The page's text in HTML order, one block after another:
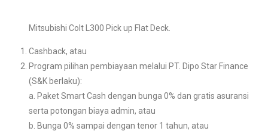
Mitsubishi Colt L300 Pick up Flat Deck.
Cashback, atau
Program pilihan pembiayaan melalui PT. Dipo Star Finance
(S&K berlaku):
a. Paket Smart Cash dengan bunga 0% dan gratis asuransi
serta potongan biaya admin, atau
b. Bunga 0% sampai dengan tenor 1 tahun, atau